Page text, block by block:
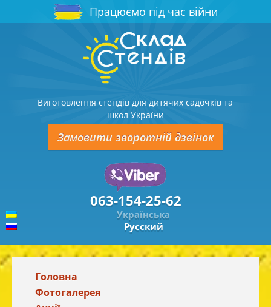
Працюємо під час війни
Виготовлення стендів для дитячих садочків та
школ України
Замовити зворотній дзвінок
063-154-25-62
Українська
Русский
Головна
Фотогалерея